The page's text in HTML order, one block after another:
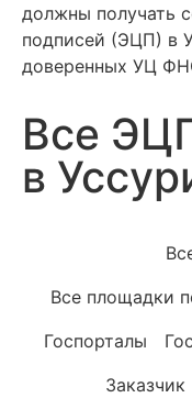
должны получать
подписей (ЭЦП) в
доверенных УЦ
Все
в
Все площадки
Госпорталы
Заказчик